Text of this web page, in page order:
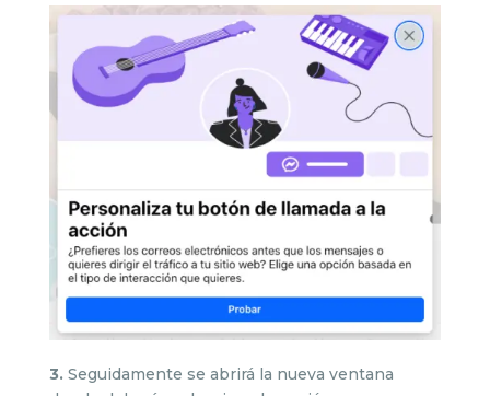
3. Seguidamente se abrirá la nueva ventana